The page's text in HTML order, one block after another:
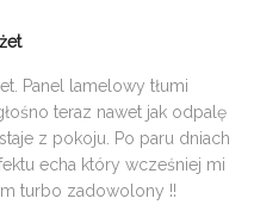
Panel lamelowy tłumi
teraz nawet jak odpalę
z pokoju. Po paru dniach
echa który wcześniej mi
turbo zadowolony !!